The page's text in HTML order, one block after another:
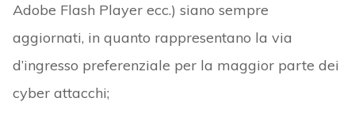
Adobe Flash Player ecc.) siano sempre
aggiornati, in quanto rappresentano la via
d’ingresso preferenziale per la maggior parte dei
cyber attacchi;